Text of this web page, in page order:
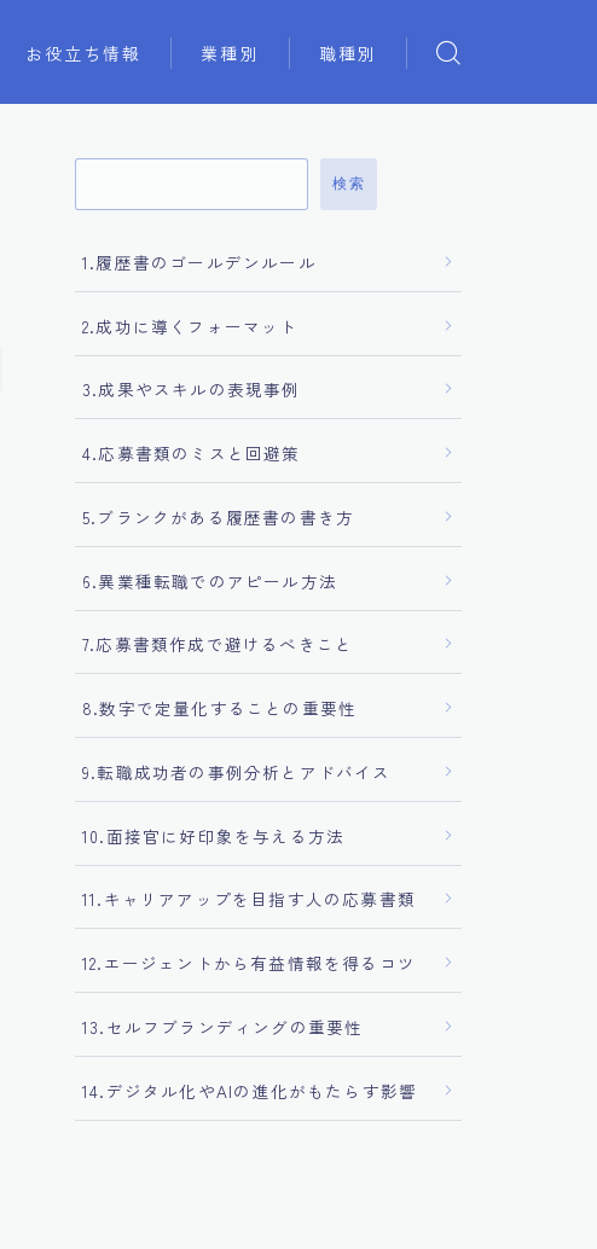
お役立ち情報 業種別 職種別
検索
1.履歴書のゴールデンルール
2.成功に導くフォーマット
3.成果やスキルの表現事例
4.応募書類のミスと回避策
5.ブランクがある履歴書の書き方
6.異業種転職でのアピール方法
7.応募書類作成で避けるべきこと
8.数字で定量化することの重要性
9.転職成功者の事例分析とアドバイス
10.面接官に好印象を与える方法
11.キャリアアップを目指す人の応募書類
12.エージェントから有益情報を得るコツ
13.セルフブランディングの重要性
14.デジタル化やAIの進化がもたらす影響